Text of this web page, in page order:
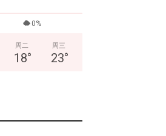
0%
周二
18°
周三
23°